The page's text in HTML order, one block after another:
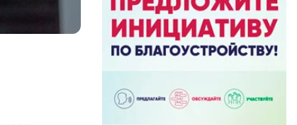
34 млрд рублей направят на поддержку
нижегородских семей в этом году
18:03
В Нижегородской области поздравили
ветеранов строительной отрасли
18:02